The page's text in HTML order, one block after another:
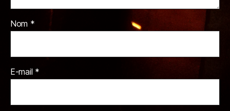
Nom *
E-mail *